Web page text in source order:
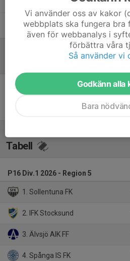
Lennart AdolphiLagledare
Inget referat
Tabell
P16 Div.1 2026 - Region 5
1. Sollentuna FK
2. IFK Stocksund
3. Älvsjö AIK FF
4. Spånga IS FK
Vi använder oss av kakor
webbplats ska fungera bra
även för webbanalys i
förbättra våra
Så använder vi
Godkänn alla
Bara